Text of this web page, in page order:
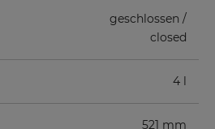
geschlossen /
closed
4 l
521 mm